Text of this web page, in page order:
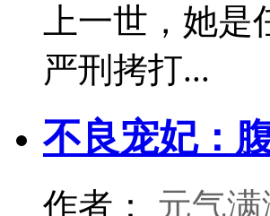
上一世，她
严刑拷打...
不良宠妃：
作者： 元气